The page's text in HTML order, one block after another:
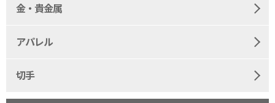
金・貴金属
アパレル
切手